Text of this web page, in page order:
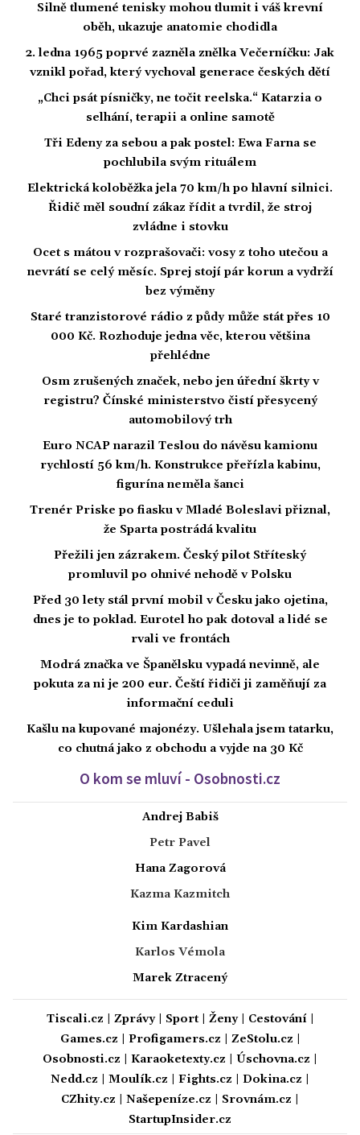
Silně tlumené tenisky mohou tlumit i váš krevní
oběh, ukazuje anatomie chodidla
2. ledna 1965 poprvé zazněla znělka Večerníčku: Jak
vznikl pořad, který vychoval generace českých dětí
„Chci psát písničky, ne točit reelska.“ Katarzia o
selhání, terapii a online samotě
Tři Edeny za sebou a pak postel: Ewa Farna se
pochlubila svým rituálem
Elektrická koloběžka jela 70 km/h po hlavní silnici.
Řidič měl soudní zákaz řídit a tvrdil, že stroj
zvládne i stovku
Ocet s mátou v rozprašovači: vosy z toho utečou a
nevrátí se celý měsíc. Sprej stojí pár korun a vydrží
bez výměny
Staré tranzistorové rádio z půdy může stát přes 10
000 Kč. Rozhoduje jedna věc, kterou většina
přehlédne
Osm zrušených značek, nebo jen úřední škrty v
registru? Čínské ministerstvo čistí přesycený
automobilový trh
Euro NCAP narazil Teslou do návěsu kamionu
rychlostí 56 km/h. Konstrukce přeřízla kabinu,
figurína neměla šanci
Trenér Priske po fiasku v Mladé Boleslavi přiznal,
že Sparta postrádá kvalitu
Přežili jen zázrakem. Český pilot Stříteský
promluvil po ohnivé nehodě v Polsku
Před 30 lety stál první mobil v Česku jako ojetina,
dnes je to poklad. Eurotel ho pak dotoval a lidé se
rvali ve frontách
Modrá značka ve Španělsku vypadá nevinně, ale
pokuta za ni je 200 eur. Čeští řidiči ji zaměňují za
informační ceduli
Kašlu na kupované majonézy. Ušlehala jsem tatarku,
co chutná jako z obchodu a vyjde na 30 Kč
O kom se mluví - Osobnosti.cz
Andrej Babiš
Petr Pavel
Hana Zagorová
Kazma Kazmitch
Kim Kardashian
Karlos Vémola
Marek Ztracený
Tiscali.cz Zprávy| Sport| Ženy| Cestování|
Games.cz
Profigamers.cz ZeStolu.cz
Osobnosti.cz
Karaoketexty.cz Úschovna.cz
Nedd.cz
Moulík.cz Fights.cz Dokina.cz
CZhity.cz
Našepeníze.cz Srovnám.cz
StartupInsider.cz